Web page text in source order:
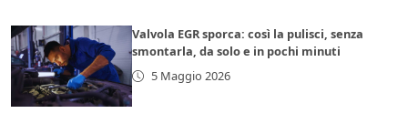
Valvola EGR sporca: così la pulisci, senza
smontarla, da solo e in pochi minuti
5 Maggio 2026